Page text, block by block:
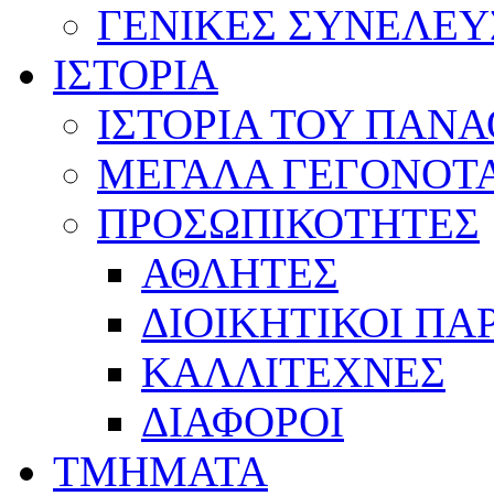
ΓΕΝΙΚΕΣ
ΙΣΤΟΡΙΑ
ΙΣΤΟΡΙΑ ΤΟΥ
ΜΕΓΑΛΑ
ΠΡΟΣΩΠΙΚΟΤΗΤΕΣ
ΑΘΛΗΤΕΣ
ΔΙΟΙΚΗΤΙΚΟΙ
ΚΑΛΛΙΤΕΧΝΕΣ
ΔΙΑΦΟΡΟΙ
ΤΜΗΜΑΤΑ